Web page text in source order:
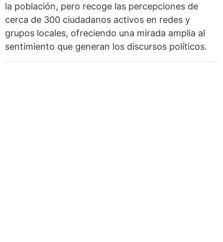
la población, pero recoge las percepciones de
cerca de 300 ciudadanos activos en redes y
grupos locales, ofreciendo una mirada amplia al
sentimiento que generan los discursos políticos.